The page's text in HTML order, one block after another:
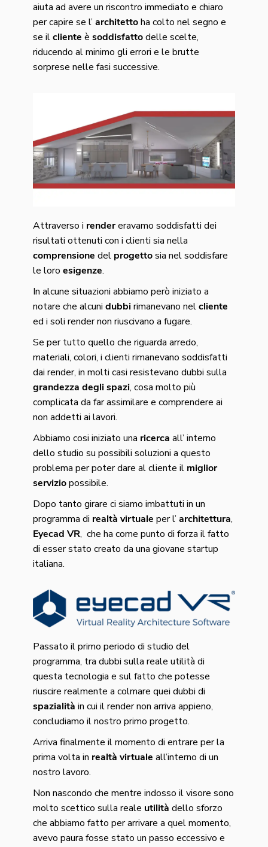
aiuta ad avere un riscontro immediato e chiaro
per capire se l’ architettoha colto nel segno e
se ilcliente è soddisfattodelle scelte,
riducendo al minimo gli errori e le brutte
sorprese nelle fasi successive.
Attraverso i rendereravamo soddisfatti dei
risultati ottenuti con i clienti sia nella
comprensione del progettosia nel soddisfare
le loro esigenze.
In alcune situazioni abbiamo però iniziato a
notare che alcuni dubbirimanevano nelcliente
ed i soli render non riuscivano a fugare.
Se per tutto quello che riguarda arredo,
materiali, colori, i clienti rimanevano soddisfatti
dai render, in molti casi resistevano dubbi sulla
grandezza degli spazi, cosa molto più
complicata da far assimilare e comprendere ai
non addetti ai lavori.
Abbiamo cosi iniziato una ricerca all’ interno
dello studio su possibili soluzioni a questo
problema per poter dare al cliente il miglior
serviziopossibile.
Dopo tanto girare ci siamo imbattuti in un
programma di realtà virtuale per l’ architettura,
Eyecad VR, che ha come punto di forza il fatto
di esser stato creato da una giovane startup
italiana.
Passato il primo periodo di studio del
programma, tra dubbi sulla reale utilità di
questa tecnologia e sul fatto che potesse
riuscire realmente a colmare quei dubbi di
spazialità in cui il render non arriva appieno,
concludiamo il nostro primo progetto.
Arriva finalmente il momento di entrare per la
prima volta in realtà virtuale all’interno di un
nostro lavoro.
Non nascondo che mentre indosso il visore sono
molto scettico sulla reale utilità dello sforzo
che abbiamo fatto per arrivare a quel momento,
avevo paura fosse stato un passo eccessivo e